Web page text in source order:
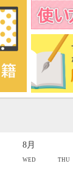
8月
WED THU